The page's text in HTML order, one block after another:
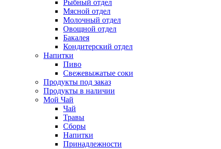
Рыбный отдел
Мясной отдел
Молочный отдел
Овощной отдел
Бакалея
Кондитерский отдел
Напитки
Пиво
Cвежевыжатые соки
Продукты под заказ
Продукты в наличии
Мой Чай
Чай
Травы
Сборы
Напитки
Принадлежности